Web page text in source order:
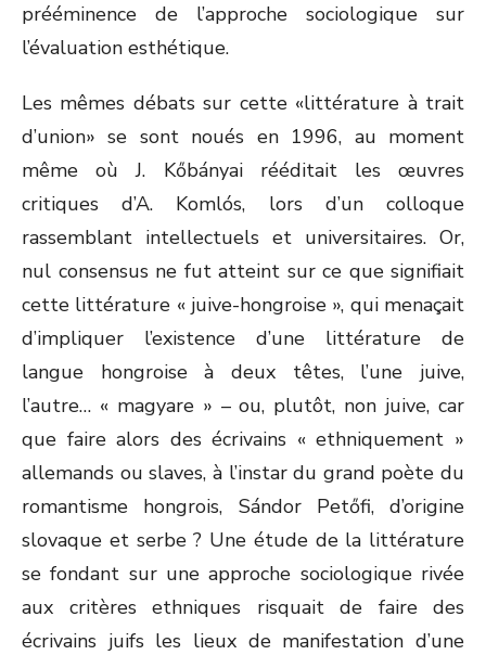
prééminence de l’approche sociologique sur
l’évaluation esthétique.
Les mêmes débats sur cette «littérature à trait
d’union» se sont noués en 1996, au moment
même où J. Kőbányai rééditait les œuvres
critiques d’A. Komlós, lors d’un colloque
rassemblant intellectuels et universitaires. Or,
nul consensus ne fut atteint sur ce que signifiait
cette littérature « juive-hongroise », qui menaçait
d’impliquer l’existence d’une littérature de
langue hongroise à deux têtes, l’une juive,
l’autre… « magyare » – ou, plutôt, non juive, car
que faire alors des écrivains « ethniquement »
allemands ou slaves, à l’instar du grand poète du
romantisme hongrois, Sándor Petőfi, d’origine
slovaque et serbe ? Une étude de la littérature
se fondant sur une approche sociologique rivée
aux critères ethniques risquait de faire des
écrivains juifs les lieux de manifestation d’une